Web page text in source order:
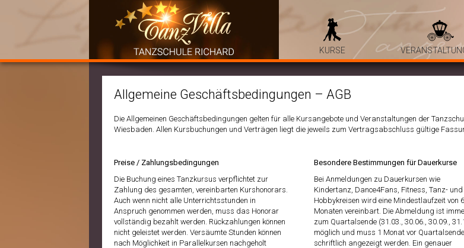
KURSE
Allgemeine Geschäftsbedingungen – AGB
Die Allgemeinen Geschäftsbedingungen gelten für alle Kursangebote und Veranstaltungen der
Wiesbaden. Allen Kursbuchungen und Verträgen liegt die jeweils zum Vertragsabschluss gültige
Preise / Zahlungsbedingungen
Die Buchung eines Tanzkursus verpflichtet zur
Zahlung des gesamten, vereinbarten Kurshonorars.
Auch wenn nicht alle Unterrichtsstunden in
Anspruch genommen werden, muss das Honorar
vollständig bezahlt werden. Rückzahlungen können
nicht geleistet werden. Versäumte Stunden können
nach Möglichkeit in Parallelkursen nachgeholt
Besondere Bestimmungen für Dauerkurse
Bei Anmeldungen zu Dauerkursen wie
Kindertanz, Dance4Fans, Fitness, Tanz- und
Hobbykreisen wird eine Mindestlaufzeit von 6
Monaten vereinbart. Die Abmeldung ist
zum Quartalsende (31.03., 30.06., 30.09.,
möglich und muss 1 Monat vor Quartalsende
schriftlich angezeigt werden. Ein genauer